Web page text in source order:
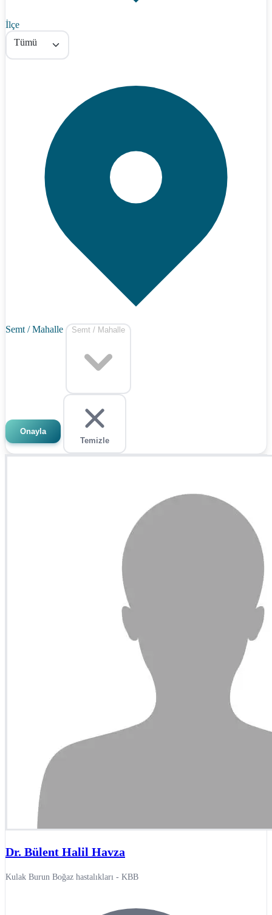
İlçe
Tümü
Semt / Mahalle Semt / Mahalle
Onayla
Temizle
Dr. Bülent Halil Havza
Kulak Burun Boğaz hastalıkları - KBB